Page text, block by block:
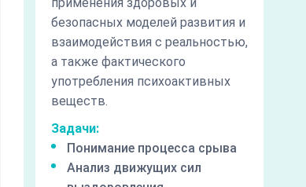
безопасных моделей развития и
взаимодействия с реальностью,
а также фактического
употребления психоактивных
веществ.
Задачи:
Понимание процесса срыва
Анализ движущих сил